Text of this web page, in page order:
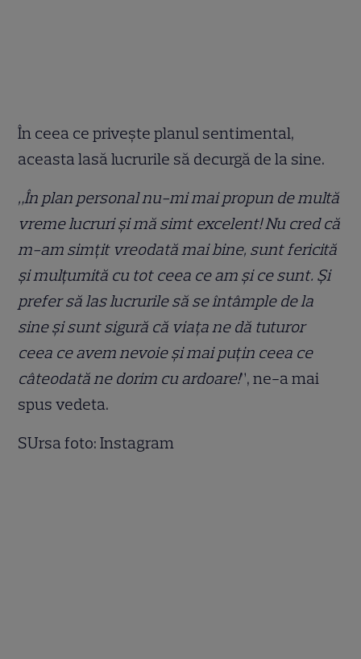
În ceea ce privește planul sentimental,
aceasta lasă lucrurile să decurgă de la sine.
„În plan personal nu-mi mai propun de multă
vreme lucruri şi mă simt excelent! Nu cred că
m-am simţit vreodată mai bine, sunt fericită
şi mulţumită cu tot ceea ce am şi ce sunt. Şi
prefer să las lucrurile să se întâmple de la
sine şi sunt sigură că viaţa ne dă tuturor
ceea ce avem nevoie şi mai puţin ceea ce
câteodată ne dorim cu ardoare!”, ne-a mai
spus vedeta.
SUrsa foto: Instagram